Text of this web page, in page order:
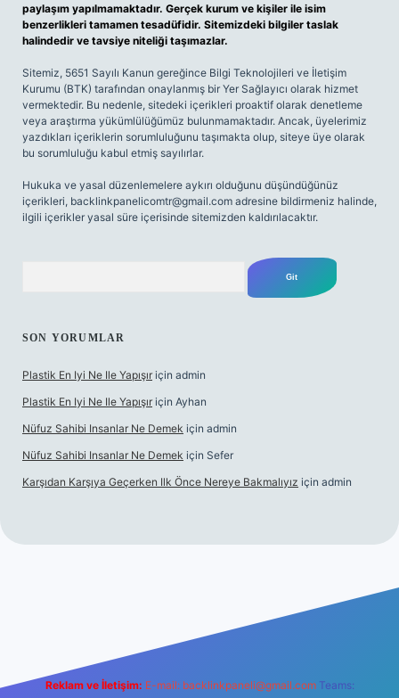
paylaşım yapılmamaktadır. Gerçek kurum ve kişiler ile isim
benzerlikleri tamamen tesadüfidir. Sitemizdeki bilgiler taslak
halindedir ve tavsiye niteliği taşımazlar.
Sitemiz, 5651 Sayılı Kanun gereğince Bilgi Teknolojileri ve İletişim
Kurumu (BTK) tarafından onaylanmış bir Yer Sağlayıcı olarak hizmet
vermektedir. Bu nedenle, sitedeki içerikleri proaktif olarak denetleme
veya araştırma yükümlülüğümüz bulunmamaktadır. Ancak, üyelerimiz
yazdıkları içeriklerin sorumluluğunu taşımakta olup, siteye üye olarak
bu sorumluluğu kabul etmiş sayılırlar.
Hukuka ve yasal düzenlemelere aykırı olduğunu düşündüğünüz
içerikleri, backlinkpanelicomtr@gmail.com adresine bildirmeniz halinde,
ilgili içerikler yasal süre içerisinde sitemizden kaldırılacaktır.
SON YORUMLAR
Plastik En Iyi Ne Ile Yapışır için admin
Plastik En Iyi Ne Ile Yapışır için Ayhan
Nüfuz Sahibi Insanlar Ne Demek için admin
Nüfuz Sahibi Insanlar Ne Demek için Sefer
Karşıdan Karşıya Geçerken Ilk Önce Nereye Bakmalıyız için admin
Reklam ve İletişim: E-mail: backlinkpaneli@gmail.com Teams: